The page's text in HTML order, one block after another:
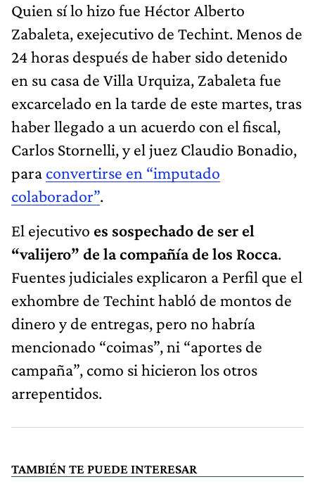
Quien sí lo hizo fue Héctor Alberto
Zabaleta, exejecutivo de Techint. Menos de
24 horas después de haber sido detenido
en su casa de Villa Urquiza, Zabaleta fue
excarcelado en la tarde de este martes, tras
haber llegado a un acuerdo con el fiscal,
Carlos Stornelli, y el juez Claudio Bonadio,
para convertirse en “imputado
colaborador”.
El ejecutivo es sospechado de ser el
“valijero” de la compañía de los Rocca.
Fuentes judiciales explicaron a Perfil que el
exhombre de Techint habló de montos de
dinero y de entregas, pero no habría
mencionado “coimas”, ni “aportes de
campaña”, como si hicieron los otros
arrepentidos.
TAMBIÉN TE PUEDE INTERESAR